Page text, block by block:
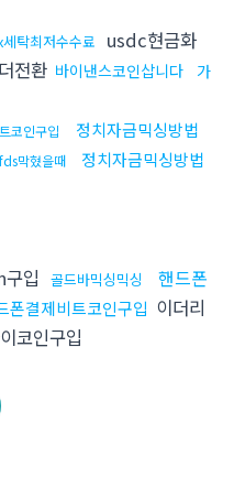
탁최저수수료 usdc현금화
전환 바이낸스코인삽니다
가
코인구입 정치자금믹싱방법
막혔을때 정치자금믹싱방법
입 골드바믹싱믹싱
핸드폰
폰결제비트코인구입 이더리
코인구입